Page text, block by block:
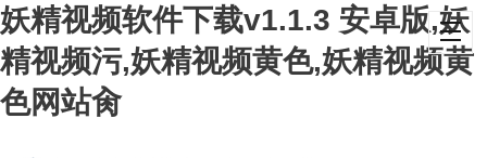
妖精视频软件下载v1.1.3 安卓版,妖
精视频污,妖精视频黄色,妖精视频黄
色网站肏